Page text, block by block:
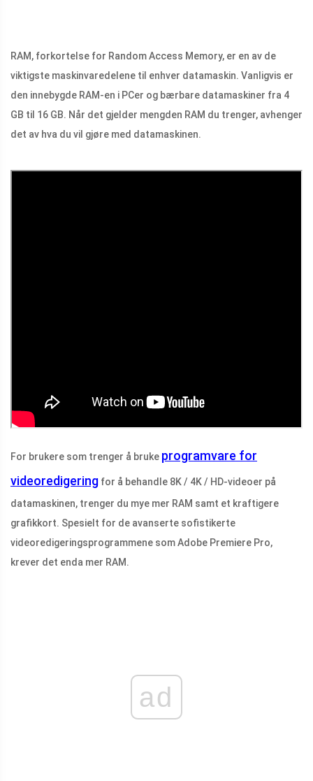
RAM, forkortelse for Random Access Memory, er en av de
viktigste maskinvaredelene til enhver datamaskin. Vanligvis er
den innebygde RAM-en i PCer og bærbare datamaskiner fra 4
GB til 16 GB. Når det gjelder mengden RAM du trenger, avhenger
det av hva du vil gjøre med datamaskinen.
For brukere som trenger å bruke programvare for
videoredigering for å behandle 8K / 4K / HD-videoer på
datamaskinen, trenger du mye mer RAM samt et kraftigere
grafikkort. Spesielt for de avanserte sofistikerte
videoredigeringsprogrammene som Adobe Premiere Pro,
krever det enda mer RAM.
ad